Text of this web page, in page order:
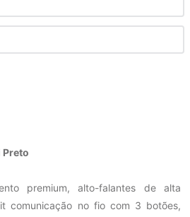
Preto
premium, alto-falantes de alta
comunicação no fio com 3 botões,